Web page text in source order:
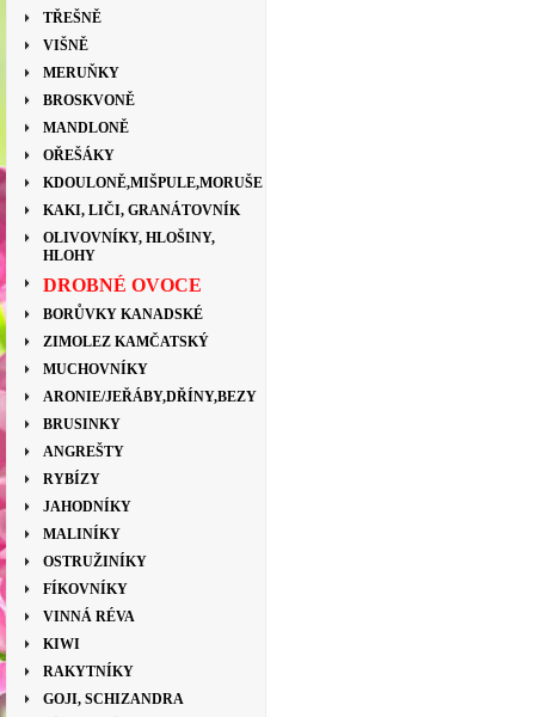
TŘEŠNĚ
VIŠNĚ
MERUŇKY
BROSKVONĚ
MANDLONĚ
OŘEŠÁKY
KDOULONĚ,MIŠPULE,MORUŠE
KAKI, LIČI, GRANÁTOVNÍK
OLIVOVNÍKY, HLOŠINY,
HLOHY
DROBNÉ OVOCE
BORŮVKY KANADSKÉ
ZIMOLEZ KAMČATSKÝ
MUCHOVNÍKY
ARONIE/JEŘÁBY,DŘÍNY,BEZY
BRUSINKY
ANGREŠTY
RYBÍZY
JAHODNÍKY
MALINÍKY
OSTRUŽINÍKY
FÍKOVNÍKY
VINNÁ RÉVA
KIWI
RAKYTNÍKY
GOJI, SCHIZANDRA